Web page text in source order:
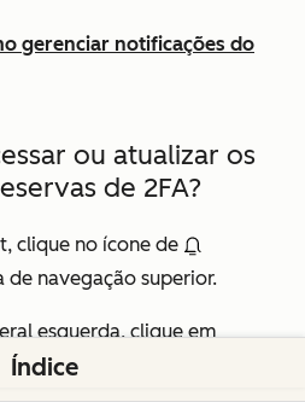
gerenciar notificações do
ou atualizar os
de 2FA?
clique no ícone de
de navegação superior.
esquerda, clique em
Índice